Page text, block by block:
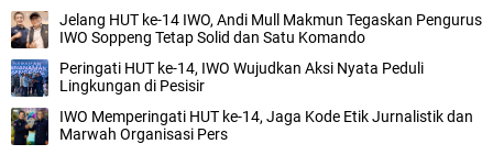
Jelang HUT ke-14 IWO, Andi Mull Makmun Tegaskan Pengurus
IWO Soppeng Tetap Solid dan Satu Komando
Peringati HUT ke-14, IWO Wujudkan Aksi Nyata Peduli
Lingkungan di Pesisir
IWO Memperingati HUT ke-14, Jaga Kode Etik Jurnalistik dan
Marwah Organisasi Pers